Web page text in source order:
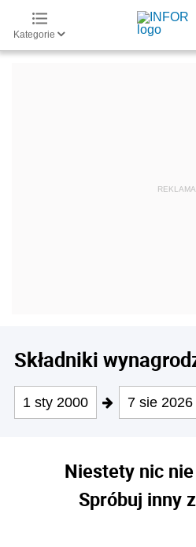
Kategorie
Składniki
1 sty 2000 7 sie 2026
Niestety nic
Spróbuj inny